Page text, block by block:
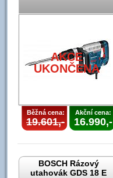
AKCE
UKONČENA
Běžná cena:
19.601,-
Akční cena:
16.990,-
BOSCH Rázový
utahovák GDS 18 E